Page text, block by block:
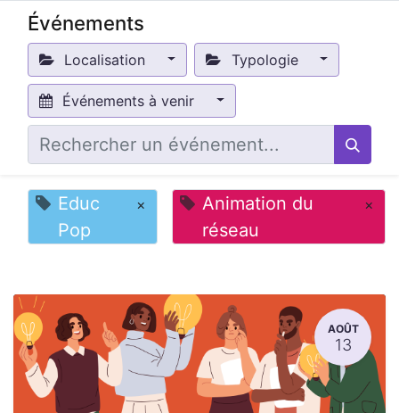
Événements
Localisation Typologie
Événements à venir
Educ
Pop
×
Animation du
réseau
×
AOÛT
13